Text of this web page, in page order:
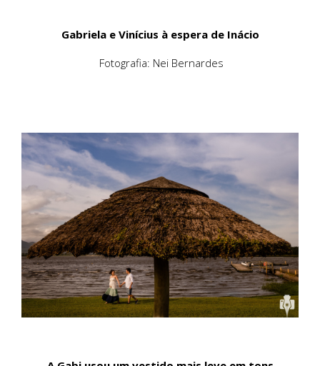
Gabriela e Vinícius à espera de Inácio
Fotografia: Nei Bernardes